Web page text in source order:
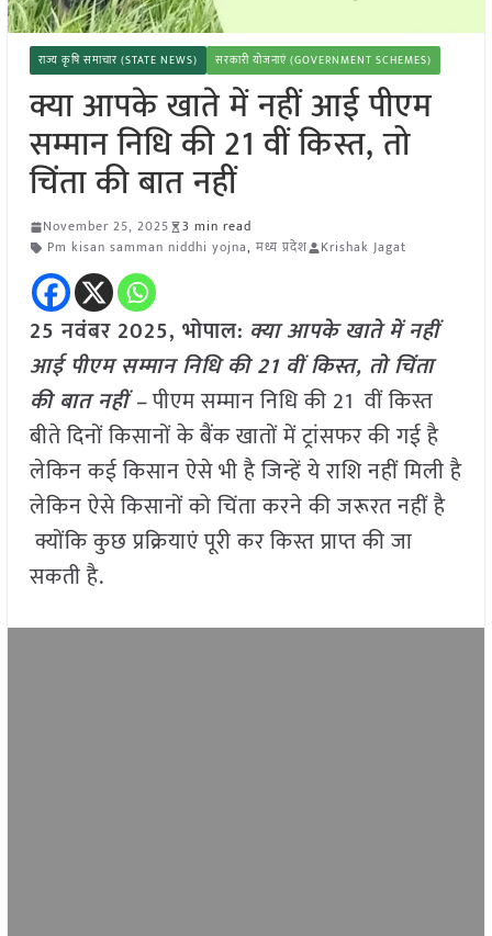
राज्य कृषि समाचार (STATE NEWS) सरकारी योजनाएं (GOVERNMENT SCHEMES)
क्या आपके खाते में नहीं आई पीएम
सम्मान निधि की 21 वीं किस्त, तो
चिंता की बात नहीं
November 25, 2025
3 min read
Pm kisan samman niddhi yojna, मध्य प्रदेश Krishak Jagat
25 नवंबर 2025, भोपाल: क्या आपके खाते में नहीं
आई पीएम सम्मान निधि की 21 वीं किस्त, तो चिंता
की बात नहीं –पीएम सम्मान निधि की 21 वीं किस्त
बीते दिनों किसानों के बैंक खातों में ट्रांसफर की गई है
लेकिन कई किसान ऐसे भी है जिन्हें ये राशि नहीं मिली है
लेकिन ऐसे किसानों को चिंता करने की जरूरत नहीं है
क्योंकि कुछ प्रक्रियाएं पूरी कर किस्त प्राप्त की जा
सकती है.